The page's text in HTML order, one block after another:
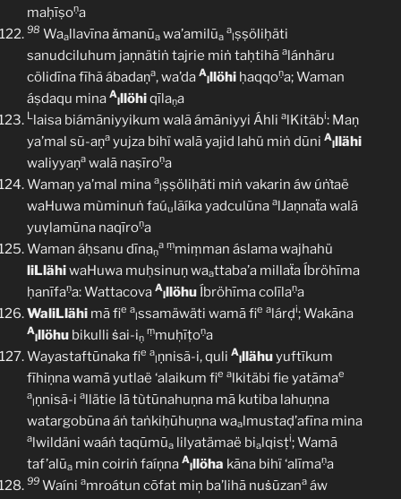
maḥīṣoṇa
98 Waallavīna ǎmanūa wa’amilūa
a
lṣṣöliḥäti
sanudciluhum jaṇnätiṅ tajrie miṅ taḥtihā alánhäru
cölidīna fīhã ábadaṇa, wa’da A
lllöhi ḥaqqoṇa; Waman
áṣdaqu mina A
lllöhiqīlaṇa
Llaisa biámāniyyikum walã ámāniyyi Áhli alKitäbi: Maṇ
ya’mal sũ-aṇa yujza bihï walā yajid lahü miṅ dūni A
lllähi
waliyyaṇa walā naṣīroṇa
Wamaṇ ya’mal mina a
lṣṣöliḥäti miṅ vakarin áw úṅṫaë
waHuwa mùminuṅ faúulãíka yadculūna alJaṇnaẗa walā
yuṿlamūna naqīroṇa
Waman áḥsanu dīnaṇ
a ṃmiṃman áslama wajhahü
liLlähiwaHuwa muḥsinuṇ waattaba’a millaẗa Íbröhīma
ḥanīfaṇa: Wattacova A
lllöhu Íbröhīma colīlaṇa
WaliLlähi mā fie a
lssamäwäti wamā fie alárḍi; Wakāna
A
lllöhu bikulli ṡai-iṇ
ṃmuḥīṭoṇa
Wayastaftūnaka fie a
lṇnisã-i, quli A
lllähuyuftīkum
fīhiṇna wamā yutlaë ‘alaikum fie alkitäbi fie yatāmae
a
lṇnisã-i allätie lā tùtūnahuṇna mā kutiba lahuṇna
watargobūna áṅ taṅkiḥūhuṇna waalmustaḍ’afīna mina
alwildäni waáṅ taqūmūa lilyatämaë bialqisṭi; Wamā
taf’alūa min coiriṅ faíṇna A
lllöha kāna bihï ‘alīmaṇa
99 Waíni amroátun cōfat miņ ba’lihā nuṡūzana áw